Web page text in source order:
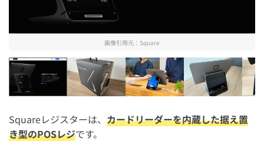
画像引用元： Square
Squareレジスターは、 カードリーダーを内蔵した据え置
き型のPOSレジです。